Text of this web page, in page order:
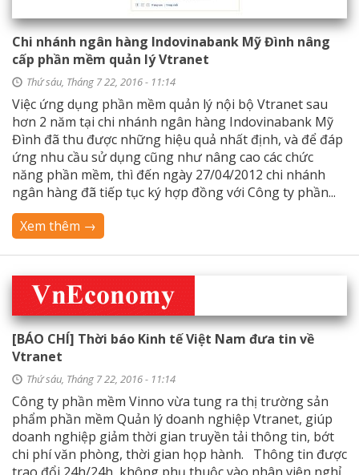
Chi nhánh ngân hàng Indovinabank Mỹ Đình nâng
cấp phần mềm quản lý Vtranet
Thứ sáu, Tháng 7 22, 2016 - 11:14
Việc ứng dụng phần mềm quản lý nội bộ Vtranet sau
hơn 2 năm tại chi nhánh ngân hàng Indovinabank Mỹ
Đình đã thu được những hiệu quả nhất định, và để đáp
ứng nhu cầu sử dụng cũng như nâng cao các chức
năng phần mềm, thì đến ngày 27/04/2012 chi nhánh
ngân hàng đã tiếp tục ký hợp đồng với Công ty phần...
Xem thêm →
[BÁO CHÍ] Thời báo Kinh tế Việt Nam đưa tin về
Vtranet
Thứ sáu, Tháng 7 22, 2016 - 11:14
Công ty phần mềm Vinno vừa tung ra thị trường sản
phẩm phần mềm Quản lý doanh nghiệp Vtranet, giúp
doanh nghiệp giảm thời gian truyền tải thông tin, bớt
chi phí văn phòng, thời gian họp hành. Thông tin được